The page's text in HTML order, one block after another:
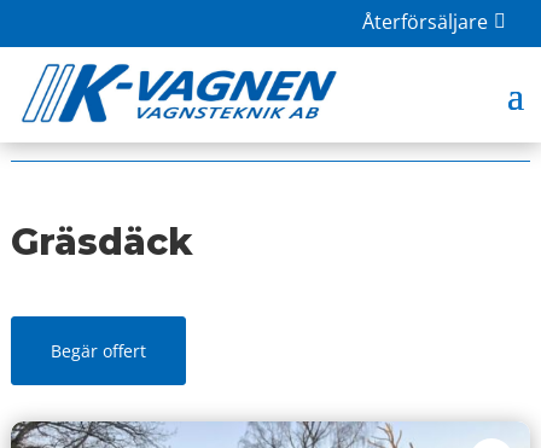
Återförsäljare
HOME | BUTIK|TILLBEHÖR| GRÄSDÄCK
Gräsdäck
Begär offert